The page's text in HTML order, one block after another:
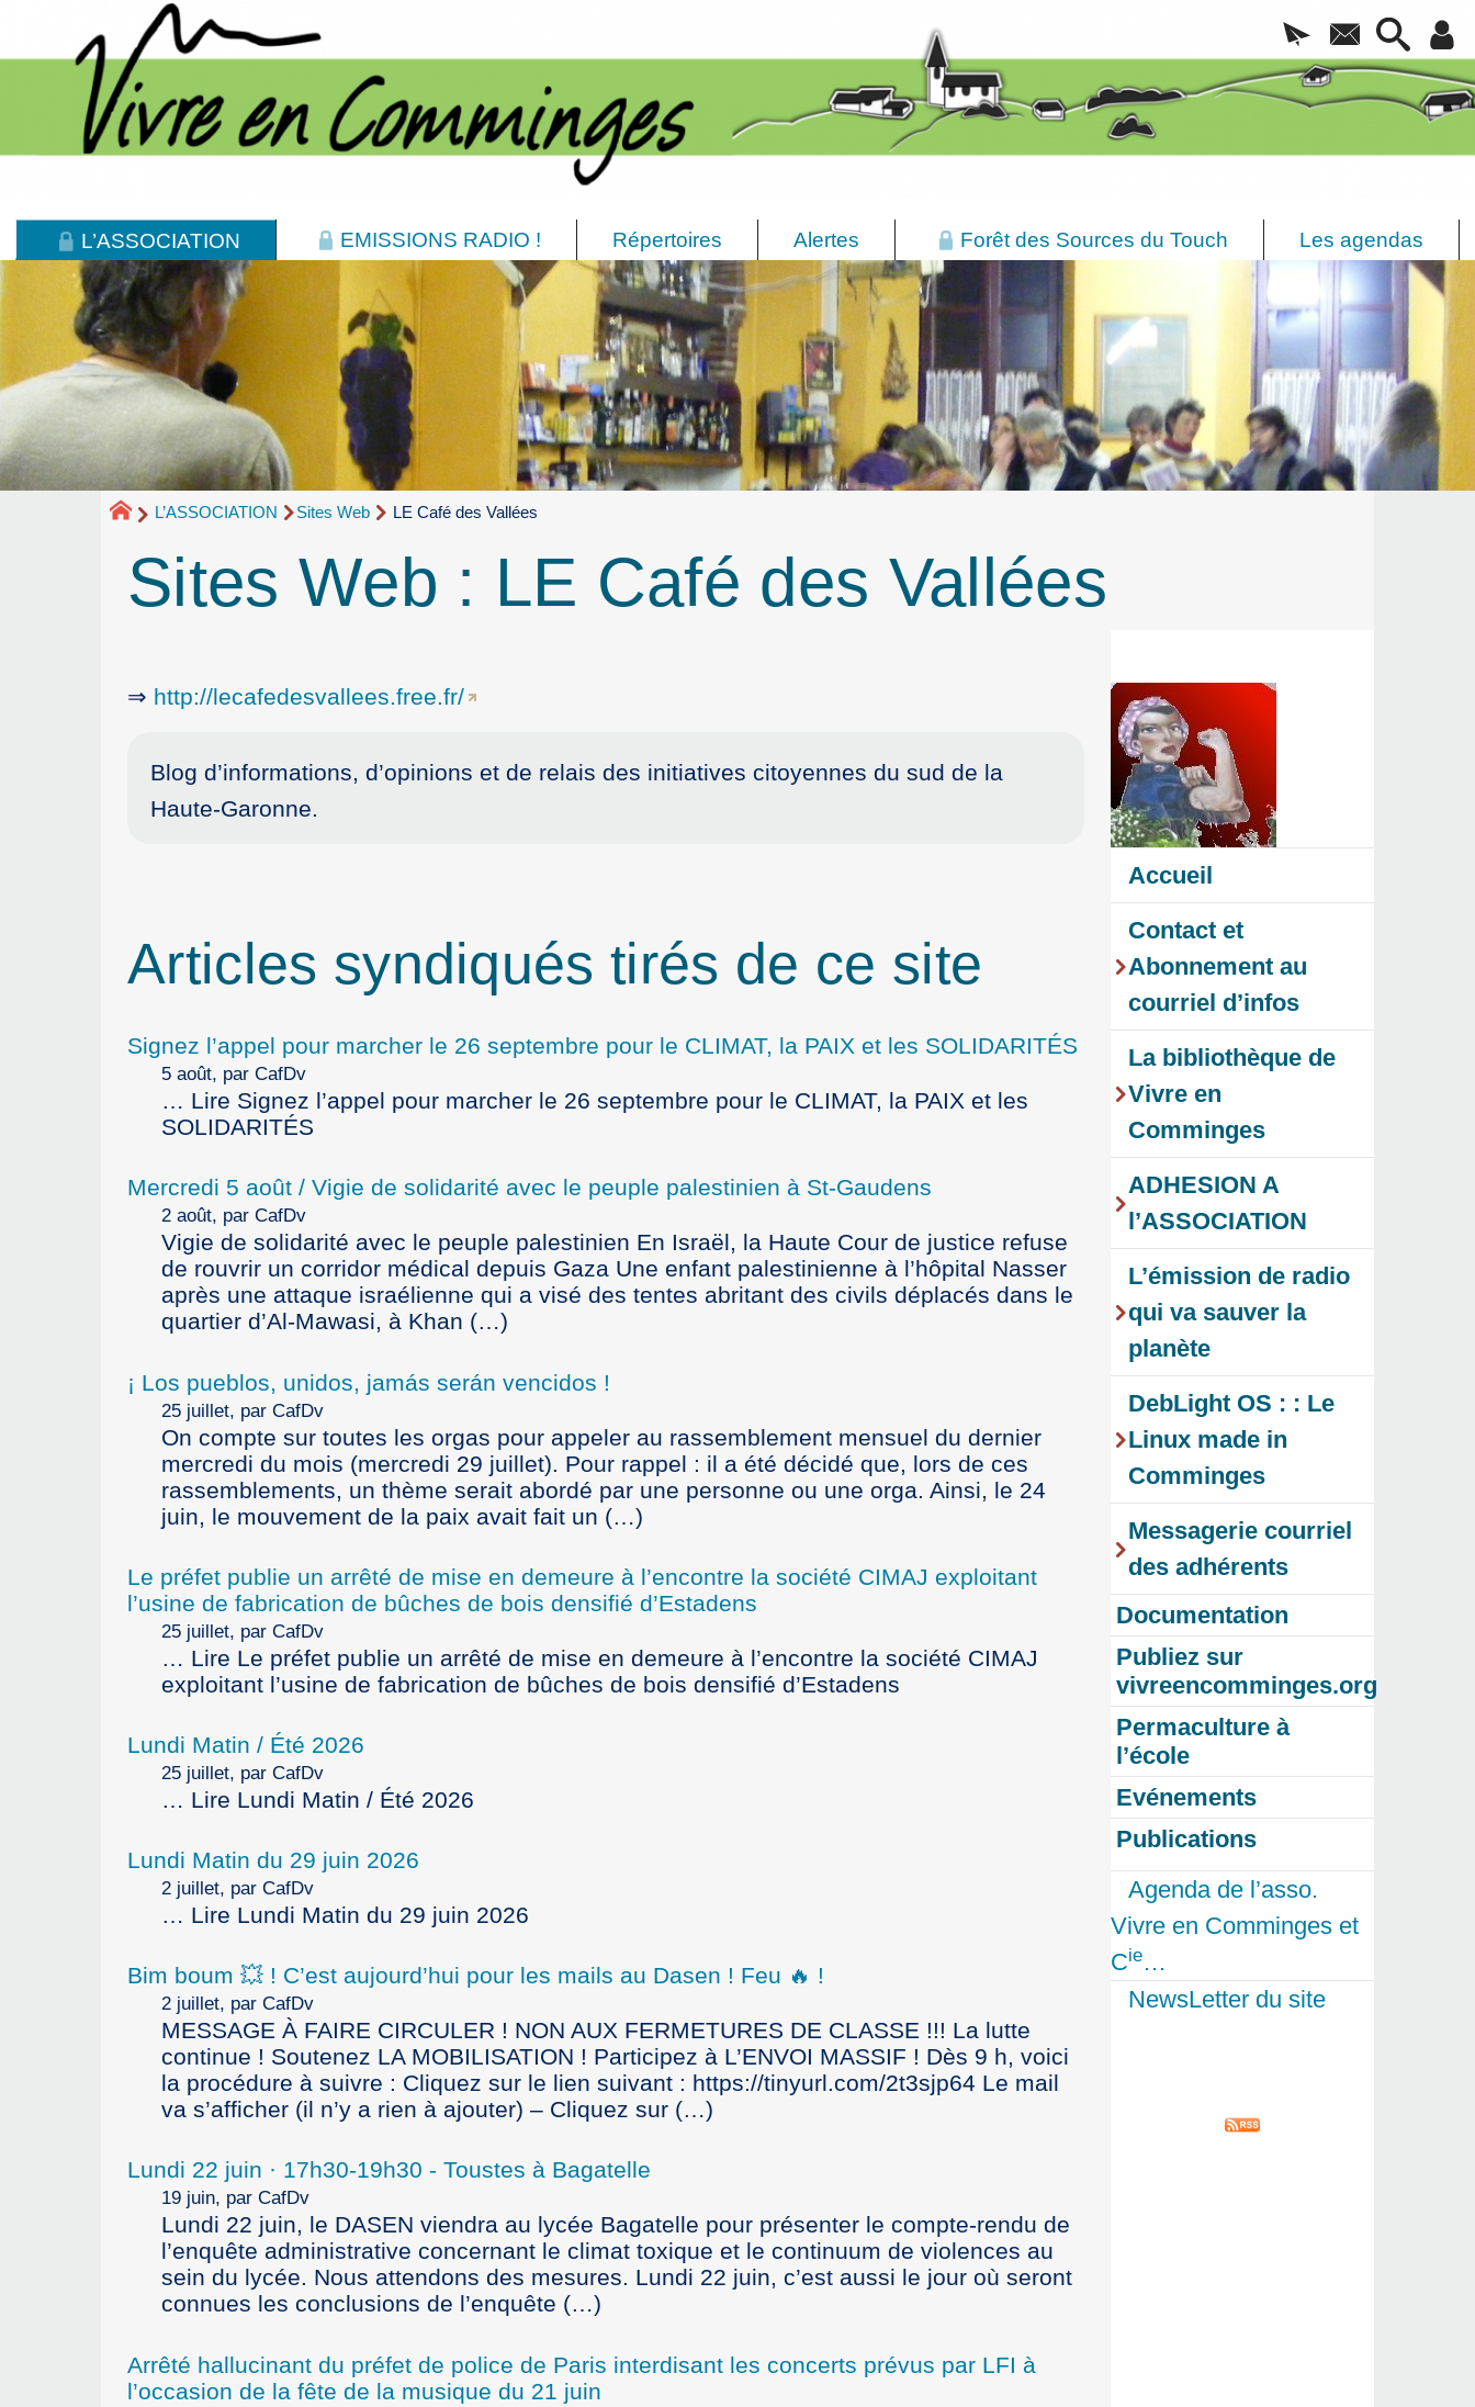
L’ASSOCIATION EMISSIONS RADIO ! Répertoires Alertes Forêt des Sources du Touch Les agendas
L’ASSOCIATION Sites Web LE Café des Vallées
Sites Web : LE Café des Vallées
⇒ http://lecafedesvallees.free.fr/
Blog d’informations, d’opinions et de relais des initiatives citoyennes du sud de la
Haute-Garonne.
Articles syndiqués tirés de ce site
Signez l’appel pour marcher le 26 septembre pour le CLIMAT, la PAIX et les SOLIDARITÉS
5 août, par CafDv
… Lire Signez l’appel pour marcher le 26 septembre pour le CLIMAT, la PAIX et les
SOLIDARITÉS
Mercredi 5 août / Vigie de solidarité avec le peuple palestinien à St-Gaudens
2 août, par CafDv
Vigie de solidarité avec le peuple palestinien En Israël, la Haute Cour de justice refuse
de rouvrir un corridor médical depuis Gaza Une enfant palestinienne à l’hôpital Nasser
après une attaque israélienne qui a visé des tentes abritant des civils déplacés dans le
quartier d’Al-Mawasi, à Khan (…)
¡ Los pueblos, unidos, jamás serán vencidos !
25 juillet, par CafDv
On compte sur toutes les orgas pour appeler au rassemblement mensuel du dernier
mercredi du mois (mercredi 29 juillet). Pour rappel : il a été décidé que, lors de ces
rassemblements, un thème serait abordé par une personne ou une orga. Ainsi, le 24
juin, le mouvement de la paix avait fait un (…)
Le préfet publie un arrêté de mise en demeure à l’encontre la société CIMAJ exploitant
l’usine de fabrication de bûches de bois densifié d’Estadens
25 juillet, par CafDv
… Lire Le préfet publie un arrêté de mise en demeure à l’encontre la société CIMAJ
exploitant l’usine de fabrication de bûches de bois densifié d’Estadens
Lundi Matin / Été 2026
25 juillet, par CafDv
… Lire Lundi Matin / Été 2026
Lundi Matin du 29 juin 2026
2 juillet, par CafDv
… Lire Lundi Matin du 29 juin 2026
Bim boum 💥 ! C’est aujourd’hui pour les mails au Dasen ! Feu 🔥 !
2 juillet, par CafDv
MESSAGE À FAIRE CIRCULER ! NON AUX FERMETURES DE CLASSE !!! La lutte
continue ! Soutenez LA MOBILISATION ! Participez à L’ENVOI MASSIF ! Dès 9 h, voici
la procédure à suivre : Cliquez sur le lien suivant : https://tinyurl.com/2t3sjp64 Le mail
va s’afficher (il n’y a rien à ajouter) – Cliquez sur (…)
Lundi 22 juin · 17h30-19h30 - Toustes à Bagatelle
19 juin, par CafDv
Lundi 22 juin, le DASEN viendra au lycée Bagatelle pour présenter le compte-rendu de
l’enquête administrative concernant le climat toxique et le continuum de violences au
sein du lycée. Nous attendons des mesures. Lundi 22 juin, c’est aussi le jour où seront
connues les conclusions de l’enquête (…)
Arrêté hallucinant du préfet de police de Paris interdisant les concerts prévus par LFI à
l’occasion de la fête de la musique du 21 juin
Accueil
Contact et
Abonnement au
courriel d’infos
La bibliothèque de
Vivre en
Comminges
ADHESION A
l’ASSOCIATION
L’émission de radio
qui va sauver la
planète
DebLight OS : : Le
Linux made in
Comminges
Messagerie courriel
des adhérents
Documentation
Publiez sur
vivreencomminges.org
Permaculture à
l’école
Evénements
Publications
Agenda de l’asso.
Vivre en Comminges et
Cie…
NewsLetter du site